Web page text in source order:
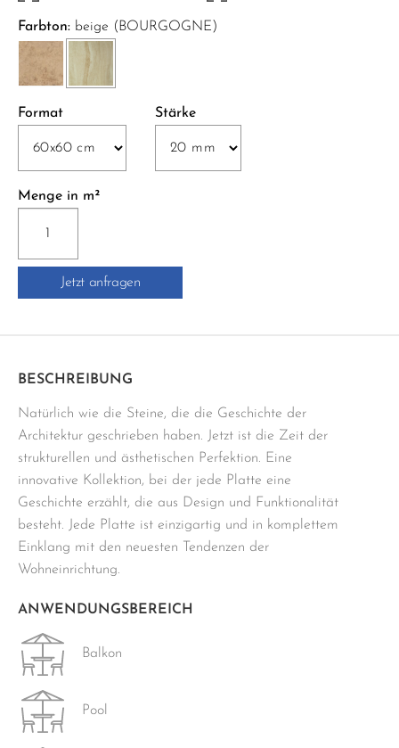
Farbton: beige (BOURGOGNE)
Format Stärke
Menge in m²
NAME
ST.
(EVO2)
Menge
Jetzt anfragen
BESCHREIBUNG
Natürlich wie die Steine, die die Geschichte der
Architektur geschrieben haben. Jetzt ist die Zeit der
strukturellen und ästhetischen Perfektion. Eine
innovative Kollektion, bei der jede Platte eine
Geschichte erzählt, die aus Design und Funktionalität
besteht. Jede Platte ist einzigartig und in komplettem
Einklang mit den neuesten Tendenzen der
Wohneinrichtung.
ANWENDUNGSBEREICH
Balkon
Pool